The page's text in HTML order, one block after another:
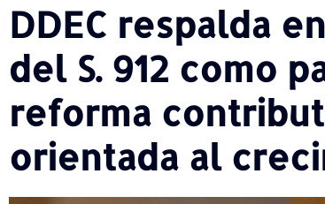
DDEC respalda
del S. 912 como
reforma
orientada al